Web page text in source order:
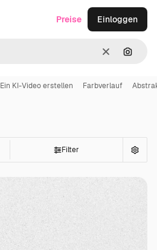
LöschenNach
Preise Einloggen
Ein KI-Video erstellen Farbverlauf
Filter